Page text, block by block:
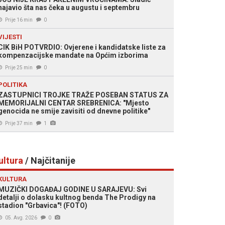
šta nas čeka u augustu i septembru
Prije 16 min 0
BiH POTVRDIO: Ovjerene i kandidatske liste za
mandate na Općim izborima
Prije 25 min 0
TROJKE TRAŽE POSEBAN STATUS ZA
CENTAR SREBRENICA: "Mjesto
ne smije zavisiti od dnevne politike"
Prije 37 min 1
/ Najčitanije
DOGAĐAJ GODINE U SARAJEVU: Svi
o dolasku kultnog benda The Prodigy na
"Grbavica"! (FOTO)
05. Avg. 2026 0